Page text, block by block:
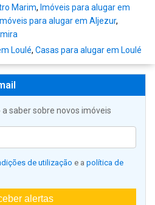
Marim, Imóveis para alugar em
Imóveis para alugar em Aljezur,
Loulé, Casas para alugar em Loulé
saber sobre novos imóveis
de utilização e a política de
alertas